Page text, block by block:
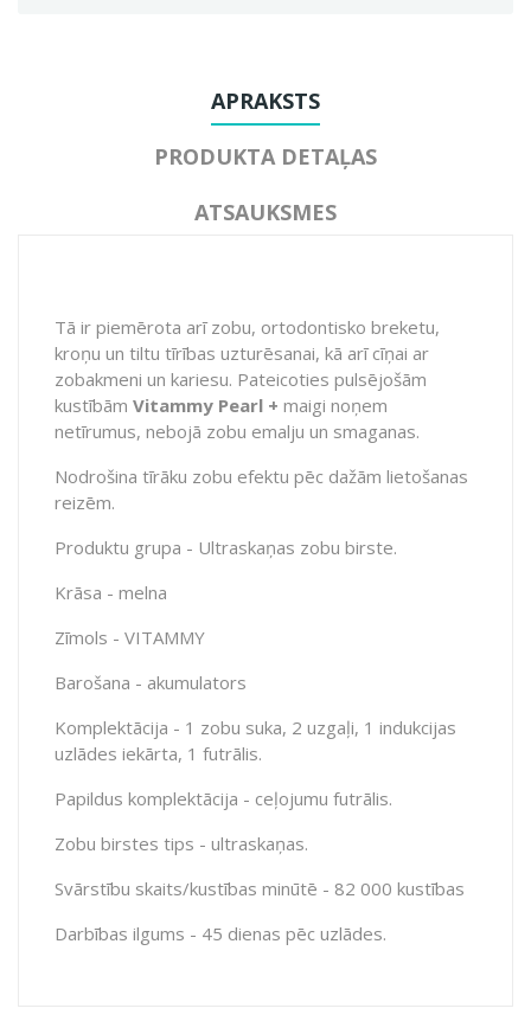
APRAKSTS
PRODUKTA DETAĻAS
ATSAUKSMES
Tā ir piemērota arī zobu, ortodontisko breketu,
kroņu un tiltu tīrības uzturēsanai, kā arī cīņai ar
zobakmeni un kariesu. Pateicoties pulsējošām
kustībām Vitammy Pearl + maigi noņem
netīrumus, nebojā zobu emalju un smaganas.
Nodrošina tīrāku zobu efektu pēc dažām lietošanas
reizēm.
Produktu grupa - Ultraskaņas zobu birste.
Krāsa - melna
Zīmols - VITAMMY
Barošana - akumulators
Komplektācija - 1 zobu suka, 2 uzgaļi, 1 indukcijas
uzlādes iekārta, 1 futrālis.
Papildus komplektācija - ceļojumu futrālis.
Zobu birstes tips - ultraskaņas.
Svārstību skaits/kustības minūtē - 82 000 kustības
Darbības ilgums - 45 dienas pēc uzlādes.